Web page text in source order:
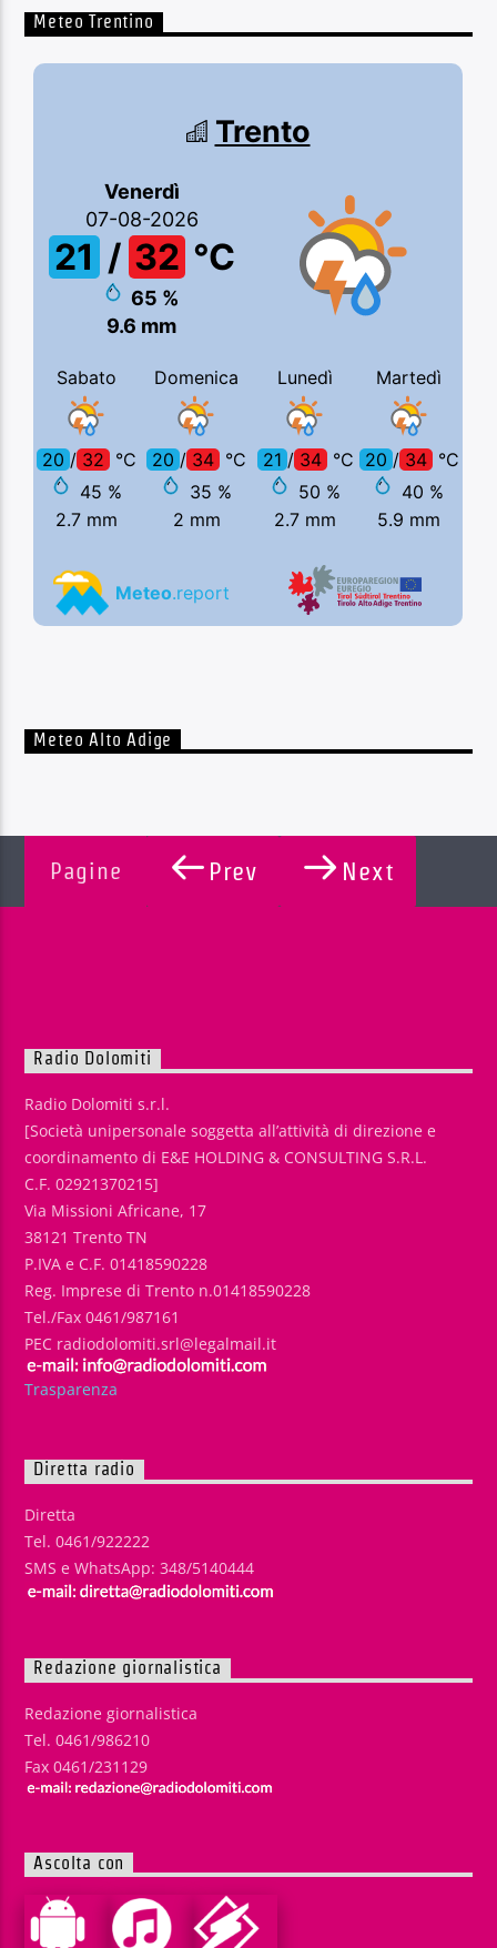
Meteo Trentino
Meteo Alto Adige
Pagine Prev Next
Radio Dolomiti
Radio Dolomiti s.r.l.
[Società unipersonale soggetta all’attività di direzione e
coordinamento di E&E HOLDING & CONSULTING S.R.L.
C.F. 02921370215]
Via Missioni Africane, 17
38121 Trento TN
P.IVA e C.F. 01418590228
Reg. Imprese di Trento n.01418590228
Tel./Fax 0461/987161
PEC radiodolomiti.srl@legalmail.it
Trasparenza
Diretta radio
Diretta
Tel. 0461/922222
SMS e WhatsApp: 348/5140444
Redazione giornalistica
Redazione giornalistica
Tel. 0461/986210
Fax 0461/231129
Ascolta con